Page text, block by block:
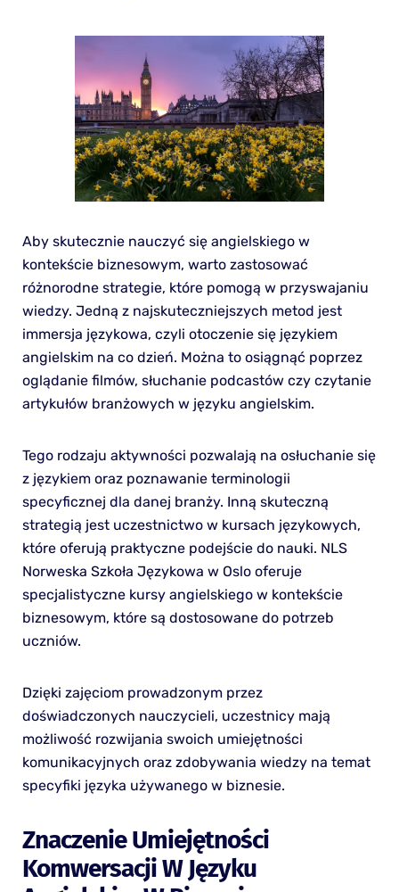
Aby skutecznie nauczyć się angielskiego w
kontekście biznesowym, warto zastosować
różnorodne strategie, które pomogą w przyswajaniu
wiedzy. Jedną z najskuteczniejszych metod jest
immersja językowa, czyli otoczenie się językiem
angielskim na co dzień. Można to osiągnąć poprzez
oglądanie filmów, słuchanie podcastów czy czytanie
artykułów branżowych w języku angielskim.
Tego rodzaju aktywności pozwalają na osłuchanie się
z językiem oraz poznawanie terminologii
specyficznej dla danej branży. Inną skuteczną
strategią jest uczestnictwo w kursach językowych,
które oferują praktyczne podejście do nauki. NLS
Norweska Szkoła Językowa w Oslo oferuje
specjalistyczne kursy angielskiego w kontekście
biznesowym, które są dostosowane do potrzeb
uczniów.
Dzięki zajęciom prowadzonym przez
doświadczonych nauczycieli, uczestnicy mają
możliwość rozwijania swoich umiejętności
komunikacyjnych oraz zdobywania wiedzy na temat
specyfiki języka używanego w biznesie.
Znaczenie Umiejętności
Komwersacji W Języku